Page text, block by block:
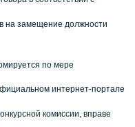
на замещение должности
по мере
интернет-портале
комиссии, вправе